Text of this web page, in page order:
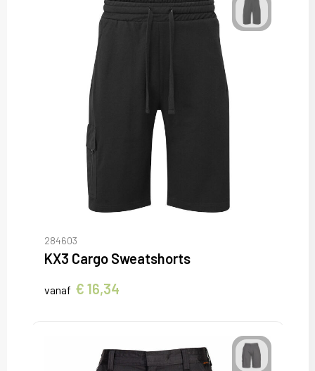
284603
KX3 Cargo Sweatshorts
vanaf € 16,34